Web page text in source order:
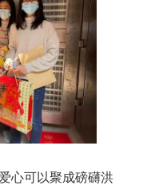
心可以聚成磅礴洪